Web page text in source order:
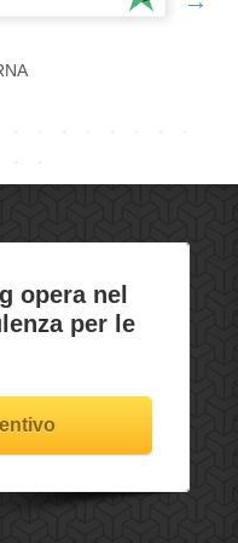
estrema
e puntualità. Il
per
per la capacità
e
l'adeguamento
opera nel
per le